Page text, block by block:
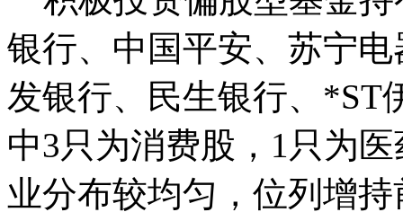
银行、中国平安、苏宁
发银行、民生银行、*ST
中3只为消费股，1只为
业分布较均匀，位列增